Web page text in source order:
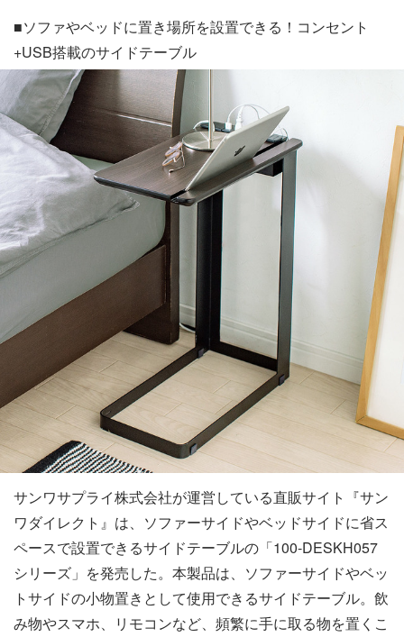
■ソファやベッドに置き場所を設置できる！コンセント
+USB搭載のサイドテーブル
サンワサプライ株式会社が運営している直販サイト『サン
ワダイレクト』は、ソファーサイドやベッドサイドに省ス
ペースで設置できるサイドテーブルの「100-DESKH057
シリーズ」を発売した。本製品は、ソファーサイドやベッ
トサイドの小物置きとして使用できるサイドテーブル。飲
み物やスマホ、リモコンなど、頻繁に手に取る物を置くこ